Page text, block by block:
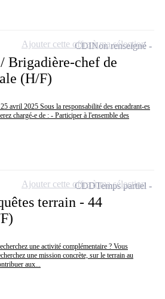
Brigadière-chef de
(H/F)
avril 2025 Sous la responsabilité des encadrant-es
chargé-e de : - Participer à l'ensemble des
CDINon renseigné
Ajouter cette offre à ma sélection
terrain - 44
une activité complémentaire ? Vous
une mission concrète, sur le terrain au
aux...
CDDTemps partiel
Ajouter cette offre à ma sélection